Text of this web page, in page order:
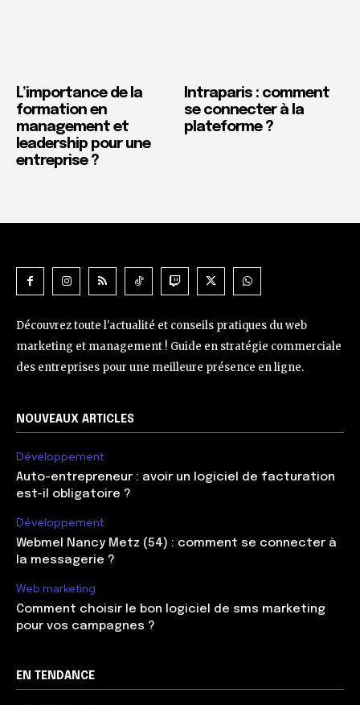
L’importance de la
formation en
management et
leadership pour une
entreprise ?
Intraparis : comment
se connecter à la
plateforme ?
Découvrez toute l'actualité et conseils pratiques du web
marketing et management ! Guide en stratégie commerciale
des entreprises pour une meilleure présence en ligne.
NOUVEAUX ARTICLES
Développement
Auto-entrepreneur : avoir un logiciel de facturation
est-il obligatoire ?
Développement
Webmel Nancy Metz (54) : comment se connecter à
la messagerie ?
Web marketing
Comment choisir le bon logiciel de sms marketing
pour vos campagnes ?
EN TENDANCE